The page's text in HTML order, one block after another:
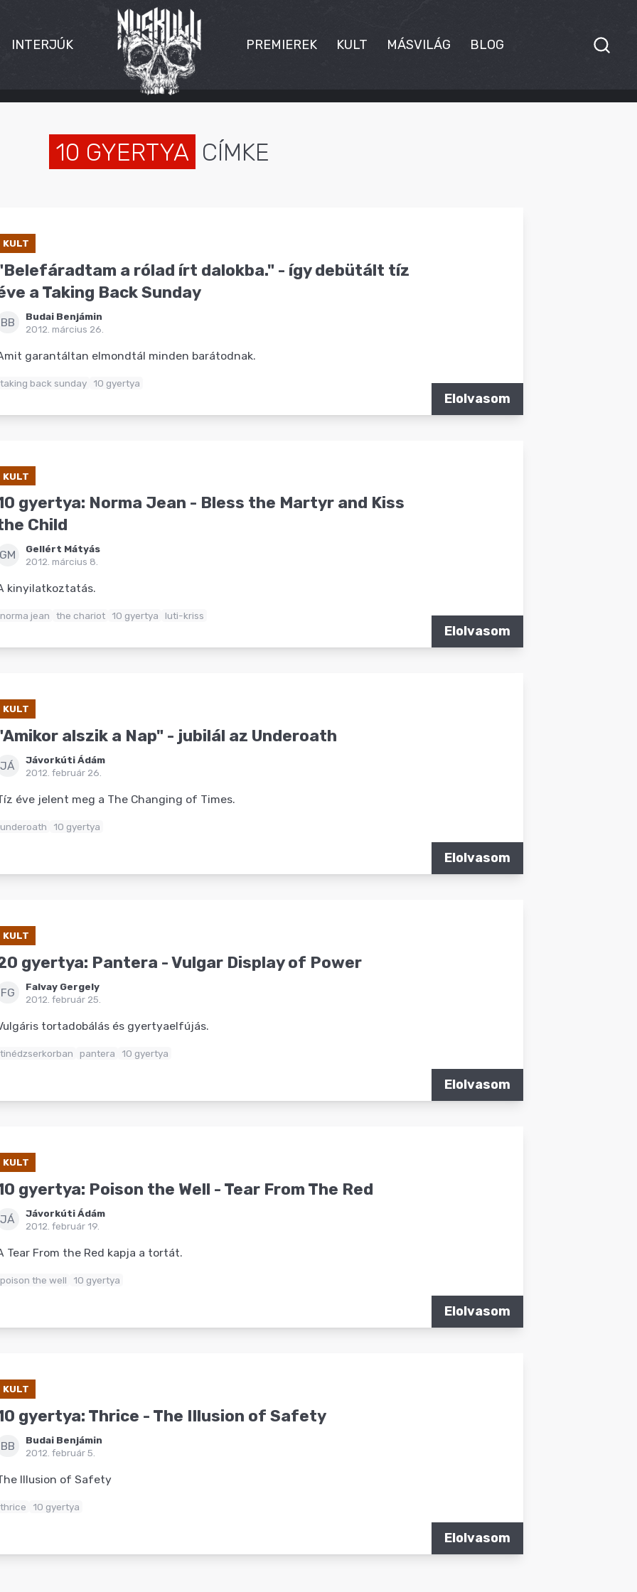
INTERJÚK PREMIEREK KULT MÁSVILÁG BLOG
10 GYERTYA CÍMKE
KULT
a rólad írt dalokba." - így debütált tíz
a Taking Back Sunday
BB
Budai Benjámin
2012. március 26.
garantáltan elmondtál minden barátodnak.
taking back sunday 10 gyertya
Elolvasom
KULT
gyertya: Norma Jean - Bless the Martyr and Kiss
Child
GM
Gellért Mátyás
2012. március 8.
kinyilatkoztatás.
norma jean the chariot 10 gyertya luti-kriss
Elolvasom
KULT
alszik a Nap" - jubilál az Underoath
JÁ
Jávorkúti Ádám
2012. február 26.
éve jelent meg a The Changing of Times.
underoath 10 gyertya
Elolvasom
KULT
gyertya: Pantera - Vulgar Display of Power
FG
Falvay Gergely
2012. február 25.
tortadobálás és gyertyaelfújás.
tinédzserkorban pantera 10 gyertya
Elolvasom
KULT
gyertya: Poison the Well - Tear From The Red
JÁ
Jávorkúti Ádám
2012. február 19.
Tear From the Red kapja a tortát.
poison the well 10 gyertya
Elolvasom
KULT
gyertya: Thrice - The Illusion of Safety
BB
Budai Benjámin
2012. február 5.
Illusion of Safety
thrice 10 gyertya
Elolvasom